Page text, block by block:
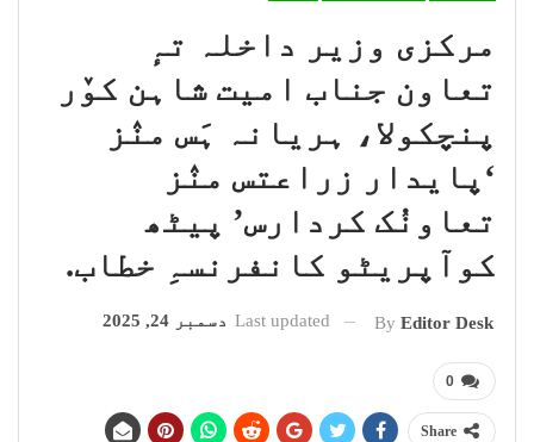
مرکزی وزیر داخلہ تہٕ
تعاون جناب امیت شاہن کوٚر
پنچکولا، ہریانہ ہَس منٛز
‘پایدار زراعتس منٛز
تعاونُک کردارس’ پیٹھ
کوآپریٹو کانفرنسہِ خطاب.
By Editor Desk
Last updated دسمبر 24, 2025
0
Share